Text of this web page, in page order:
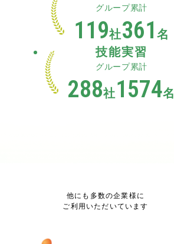
グループ累計
119社361名
技能実習
グループ累計
288社1574名
他にも多数の企業様に
ご利用いただいています